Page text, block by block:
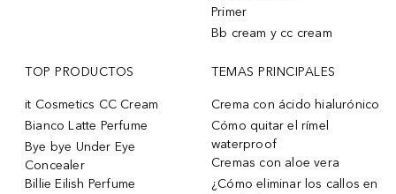
Primer
Bb cream y cc cream
TOP PRODUCTOS
it Cosmetics CC Cream
Bianco Latte Perfume
Bye bye Under Eye
Concealer
Billie Eilish Perfume
TEMAS PRINCIPALES
Crema con ácido hialurónico
Cómo quitar el rímel
waterproof
Cremas con aloe vera
¿Cómo eliminar los callos en